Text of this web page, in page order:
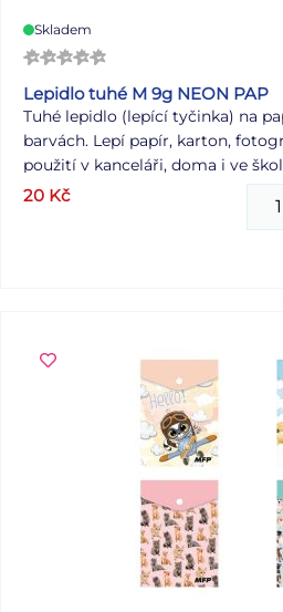
Skladem
Lepidlo tuhé M 9g NEON PAP
Tuhé lepidlo (lepící tyčinka) na
barvách. Lepí papír, karton,
použití v kanceláři, doma i ve
lepidle lépe poznáte kde máte
Lepidlo se vysouvá z
20 Kč